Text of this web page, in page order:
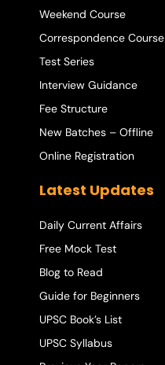
Weekend Course
Correspondence Course
Test Series
Interview Guidance
Fee Structure
New Batches – Offline
Online Registration
Latest Updates
Daily Current Affairs
Free Mock Test
Blog to Read
Guide for Beginners
UPSC Book’s List
UPSC Syllabus